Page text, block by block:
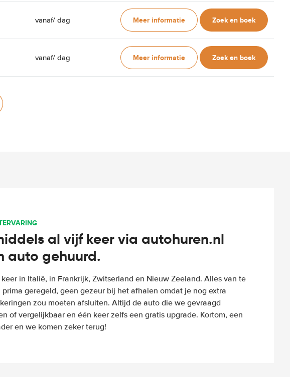
vanaf/ dag Meer informatie Zoek en boek
vanaf/ dag Meer informatie Zoek en boek
al vijf keer via autohuren.nl
auto gehuurd.
keer in Italië, in Frankrijk, Zwitserland en Nieuw Zeeland. Alles van te
prima geregeld, geen gezeur bij het afhalen omdat je nog extra
zou moeten afsluiten. Altijd de auto die we gevraagd
of vergelijkbaar en één keer zelfs een gratis upgrade. Kortom, een
en we komen zeker terug!